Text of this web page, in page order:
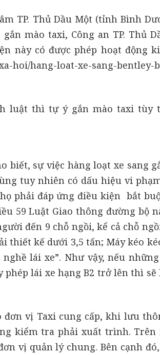
TP. Thủ Dầu Một (tỉnh Bình
mào taxi, Công an TP. Thủ
này có được phép hoạt động
hang-loat-xe-sang-bentley-
luật thì tự ý gắn mào taxi tùy
biết, sự việc hàng loạt xe sang
tuy nhiên có dấu hiệu vi
phải đáp ứng điều kiện bắt
59 Luật Giao thông đường bộ
đến 9 chỗ ngồi, kể cả chỗ
thiết kế dưới 3,5 tấn; Máy kéo
lái xe”. Như vậy, nếu
lái xe hạng B2 trở lên thì sẽ
vị Taxi cung cấp, khi lưu
kiểm tra phải xuất trình. Trên
vị quản lý chung. Bên cạnh